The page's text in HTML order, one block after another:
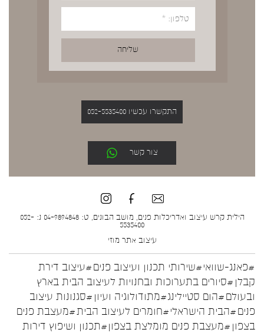
התקשרו עכשיו 052-5535400
צור קשר
הילית קרש עיצוב ואדריכלות פנים, מושב הבונים, ט: 04-9894848 נ: 052-
5535400
עיצוב אתר מוזי
#פאנג-שוואי#שירותי תכנון ועיצוב פנים#עיצוב דירת
קבלן #סיורים בתערוכות ובחנויות לעיצוב הבית בארץ
ובעולם#הום סטיילינג#מתודולוגיה ועיון #סגנונות עיצוב
פנים#הבית הישראלי#חומרים לעיצוב הבית#מעצבת פנים
בצפון #מעצבת פנים מומלצת בצפון#תכנון ושיפוץ דירות